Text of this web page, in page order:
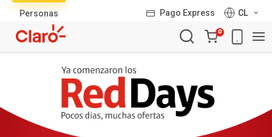
Personas Pago Express
CL
Carro
de
0
productos